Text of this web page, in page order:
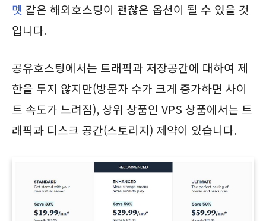
멧 같은 해외호스팅이 괜찮은 옵션이 될 수 있을 것
입니다.
공유호스팅에서는 트래픽과 저장공간에 대하여 제
한을 두지 않지만(방문자 수가 크게 증가하면 사이
트 속도가 느려짐), 상위 상품인 VPS 상품에서는 트
래픽과 디스크 공간(스토리지) 제약이 있습니다.